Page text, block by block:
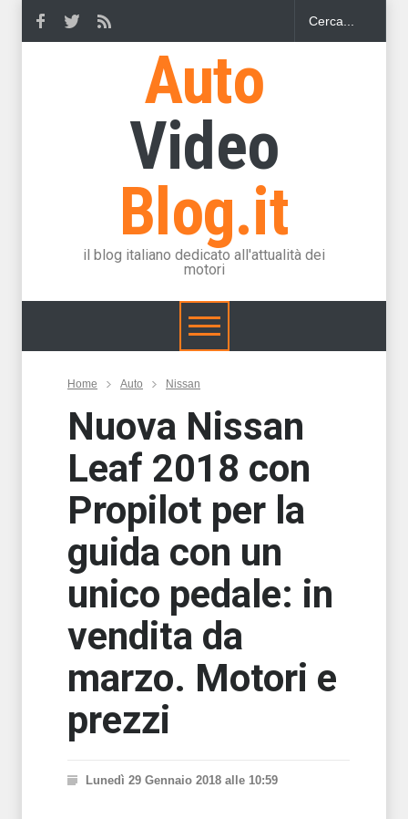
Auto
Video
Blog.it
il blog italiano dedicato all'attualità dei
motori
Home Auto Nissan
Nuova Nissan
Leaf 2018 con
Propilot per la
guida con un
unico pedale: in
vendita da
marzo. Motori e
prezzi
Lunedì 29 Gennaio 2018 alle 10:59